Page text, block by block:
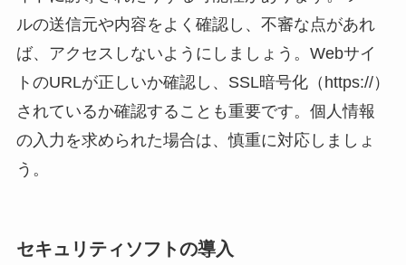
ルの送信元や内容をよく確認し、不審な点があれ
ば、アクセスしないようにしましょう。Webサイ
トのURLが正しいか確認し、SSL暗号化（https://）
されているか確認することも重要です。個人情報
の入力を求められた場合は、慎重に対応しましょ
う。
セキュリティソフトの導入